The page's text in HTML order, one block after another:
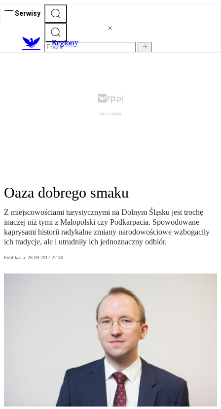
Serwisy
Regiony
Oaza dobrego smaku
Z miejscowościami turystycznymi na Dolnym Śląsku jest trochę
inaczej niż tymi z Małopolski czy Podkarpacia. Spowodowane
kaprysami historii radykalne zmiany narodowościowe wzbogaciły
ich tradycje, ale i utrudniły ich jednoznaczny odbiór.
Publikacja: 28.09.2017 22:30